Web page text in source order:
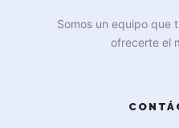
Somos un equipo que
ofrecerte el